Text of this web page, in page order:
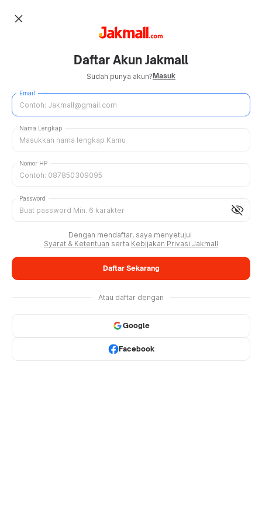
close
Daftar Akun Jakmall
Sudah punya akun?Masuk
Email
Nama Lengkap
Nomor HP
visibility_off
Password
Dengan mendaftar, saya menyetujui
Syarat & Ketentuan serta Kebijakan Privasi Jakmall
Daftar Sekarang
Atau daftar dengan
Google
Facebook